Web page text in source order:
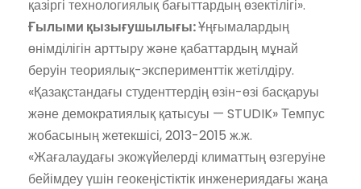
қазіргі технологиялық бағыттардың өзектілігі».
Ғылыми қызығушылығы:Ұңғымалардың
өнімділігін арттыру және қабаттардың мұнай
беруін теориялық-эксперименттік жетілдіру.
«Қазақстандағы студенттердің өзін-өзі басқаруы
және демократиялық қатысуы — STUDIK» Темпус
жобасының жетекшісі, 2013-2015 ж.ж.
«Жағалаудағы экожүйелерді климаттың өзгеруіне
бейімдеу үшін геокеңістіктік инженериядағы жаңа